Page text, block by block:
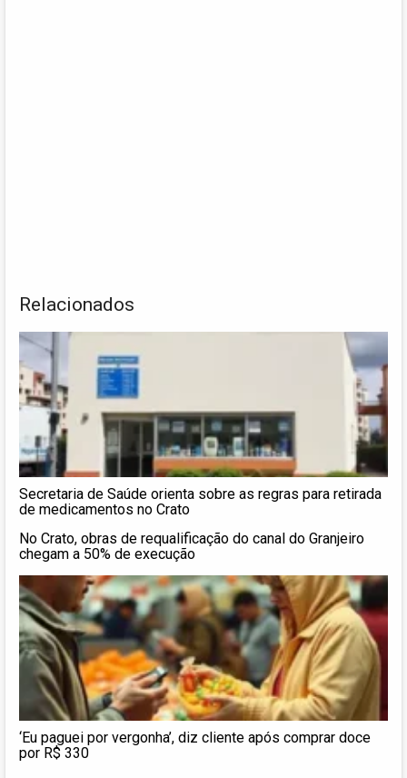
Relacionados
Secretaria de Saúde orienta sobre as regras para retirada
de medicamentos no Crato
No Crato, obras de requalificação do canal do Granjeiro
chegam a 50% de execução
‘Eu paguei por vergonha’, diz cliente após comprar doce
por R$ 330